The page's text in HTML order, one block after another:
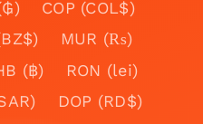
COP (COL$)
MUR (₨)
(฿)
RON (lei)
DOP (RD$)